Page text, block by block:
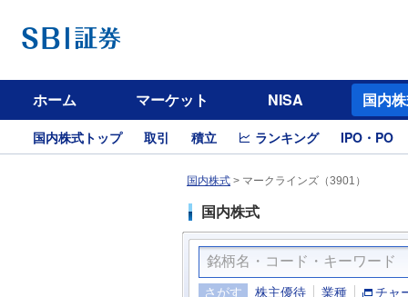
ホーム マーケット NISA 国内
国内株式トップ 取引 積立 ランキング IPO・PO
国内株式 > マークラインズ（3901）
国内株式
さがす 株主優待 業種 チャ